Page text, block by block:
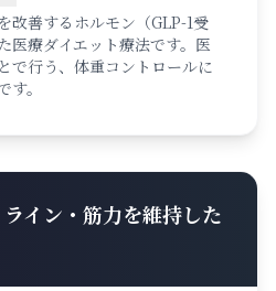
改善するホルモン（GLP-1受
医療ダイエット療法です。医
で行う、体重コントロールに
。
イン・筋力を維持した